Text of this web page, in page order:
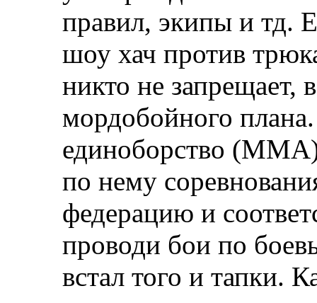
правил, экипы и тд.
шоу хач против
никто не запрещает,
мордобойного
единоборство
по нему
федерацию и
проводи бои по
встал того и тапки.